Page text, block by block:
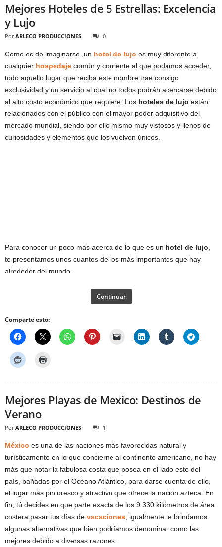
Mejores Hoteles de 5 Estrellas: Excelencia
y Lujo
Por ARLECO PRODUCCIONES 0
Como es de imaginarse, un hotel de lujo es muy diferente a
cualquier hospedaje común y corriente al que podamos acceder,
todo aquello lugar que reciba este nombre trae consigo
exclusividad y un servicio al cual no todos podrán acercarse debido
al alto costo económico que requiere. Los hoteles de lujo están
relacionados con el público con el mayor poder adquisitivo del
mercado mundial, siendo por ello mismo muy vistosos y llenos de
curiosidades y elementos que los vuelven únicos.
Para conocer un poco más acerca de lo que es un hotel de lujo,
te presentamos unos cuantos de los más importantes que hay
alrededor del mundo.
Continuar
Comparte esto:
Mejores Playas de Mexico: Destinos de
Verano
Por ARLECO PRODUCCIONES 1
México es una de las naciones más favorecidas natural y
turísticamente en lo que concierne al continente americano, no hay
más que notar la fabulosa costa que posea en el lado este del
país, bañadas por el Océano Atlántico, para darse cuenta de ello,
el lugar más pintoresco y atractivo que ofrece la nación azteca. En
fin, tú decides en que parte exacta de los 9.330 kilómetros de área
costera pasar tus días de vacaciones, igualmente te brindamos
algunas alternativas que bien podríamos denominar como las
mejores debido a diversas razones.